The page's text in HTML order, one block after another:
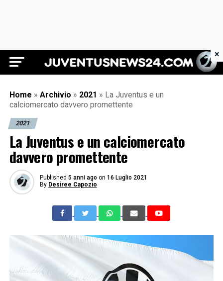
Juventus News 24
Home » Archivio » 2021 » La Juventus e un
calciomercato davvero promettente
2021
La Juventus e un calciomercato
davvero promettente
Published 5 anni ago on 16 Luglio 2021
By Desiree Capozio
×